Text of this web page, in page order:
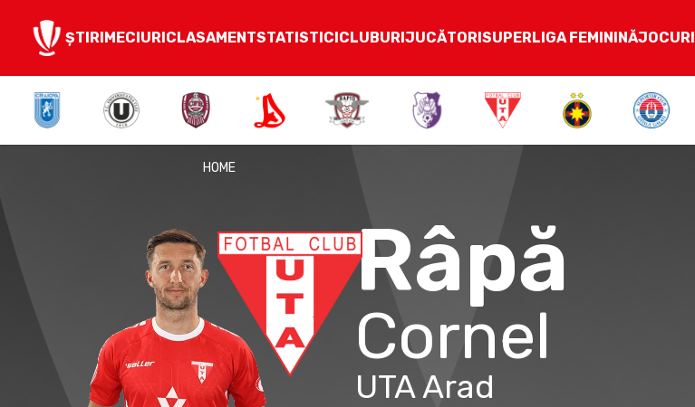
ȘTIRIMECIURICLASAMENTSTATISTICICLUBURIJUCĂTORISUPERLIGA FEMININĂJOCURI
HOME
Râpă
Cornel
UTA Arad